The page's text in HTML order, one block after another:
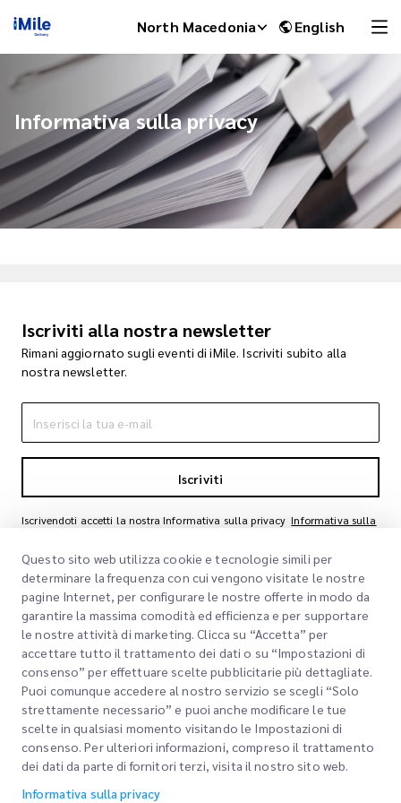
North Macedonia English
Informativa sulla privacy
Iscriviti alla nostra newsletter
Rimani aggiornato sugli eventi di iMile. Iscriviti subito alla
nostra newsletter.
Iscriviti
Iscrivendoti accetti la nostra Informativa sulla privacy Informativa sulla
Link rapidi
Sedi degli uffici
Richiedi un preventivo
Aziendale
Chi siamo
I nostri servizi
Questo sito web utilizza cookie e tecnologie simili per
determinare la frequenza con cui vengono visitate le nostre
pagine Internet, per configurare le nostre offerte in modo da
garantire la massima comodità ed efficienza e per supportare
le nostre attività di marketing. Clicca su “Accetta” per
accettare tutto il trattamento dei dati o su “Impostazioni di
consenso” per effettuare scelte pubblicitarie più dettagliate.
Puoi comunque accedere al nostro servizio se scegli “Solo
strettamente necessario” e puoi anche modificare le tue
scelte in qualsiasi momento visitando le Impostazioni di
consenso. Per ulteriori informazioni, compreso il trattamento
dei dati da parte di fornitori terzi, visita il nostro sito web.
Informativa sulla privacy